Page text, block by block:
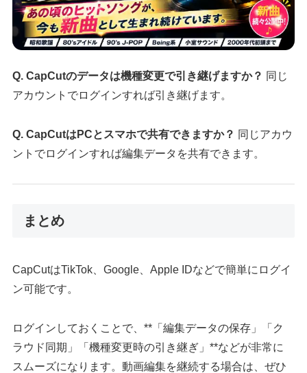
Q. CapCutのデータは機種変更で引き継げますか？ 同じ
アカウントでログインすれば引き継げます。
Q. CapCutはPCとスマホで共有できますか？ 同じアカウ
ントでログインすれば編集データを共有できます。
まとめ
CapCutはTikTok、Google、Apple IDなどで簡単にログイ
ン可能です。
ログインしておくことで、**「編集データの保存」「ク
ラウド同期」「機種変更時の引き継ぎ」**などが非常に
スムーズになります。動画編集を継続する場合は、ぜひ